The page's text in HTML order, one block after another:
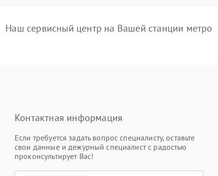
Наш сервисный центр на Вашей станции метро
Контактная информация
Если требуется задать вопрос специалисту, оставьте
свои данные и дежурный специалист с радостью
проконсультирует Вас!